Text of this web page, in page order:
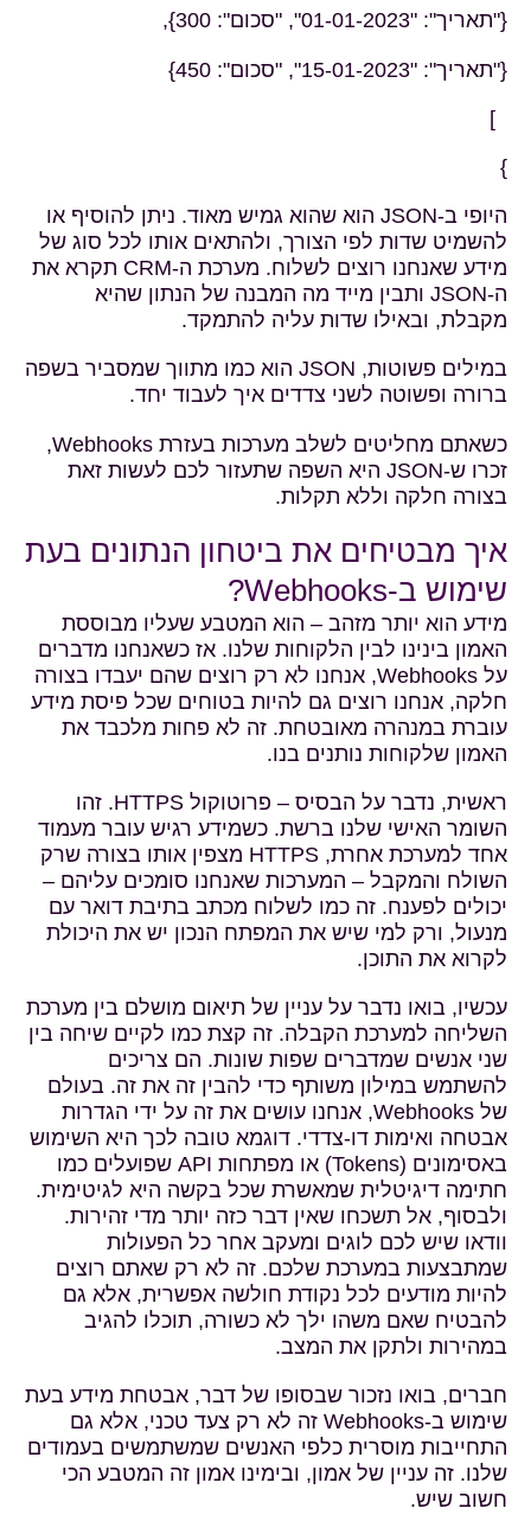
{"תאריך": "01-01-2023", "סכום": 300},
{"תאריך": "15-01-2023", "סכום": 450}
]
}
היופי ב-JSON הוא שהוא גמיש מאוד. ניתן להוסיף או
להשמיט שדות לפי הצורך, ולהתאים אותו לכל סוג של
מידע שאנחנו רוצים לשלוח. מערכת ה-CRM תקרא את
ה-JSON ותבין מייד מה המבנה של הנתון שהיא
מקבלת, ובאילו שדות עליה להתמקד.
במילים פשוטות, JSON הוא כמו מתווך שמסביר בשפה
ברורה ופשוטה לשני צדדים איך לעבוד יחד.
כשאתם מחליטים לשלב מערכות בעזרת Webhooks,
זכרו ש-JSON היא השפה שתעזור לכם לעשות זאת
בצורה חלקה וללא תקלות.
איך מבטיחים את ביטחון הנתונים בעת
שימוש ב-Webhooks?
מידע הוא יותר מזהב – הוא המטבע שעליו מבוססת
האמון בינינו לבין הלקוחות שלנו. אז כשאנחנו מדברים
על Webhooks, אנחנו לא רק רוצים שהם יעבדו בצורה
חלקה, אנחנו רוצים גם להיות בטוחים שכל פיסת מידע
עוברת במנהרה מאובטחת. זה לא פחות מלכבד את
האמון שלקוחות נותנים בנו.
ראשית, נדבר על הבסיס – פרוטוקול HTTPS. זהו
השומר האישי שלנו ברשת. כשמידע רגיש עובר מעמוד
אחד למערכת אחרת, HTTPS מצפין אותו בצורה שרק
השולח והמקבל – המערכות שאנחנו סומכים עליהם –
יכולים לפענח. זה כמו לשלוח מכתב בתיבת דואר עם
מנעול, ורק למי שיש את המפתח הנכון יש את היכולת
לקרוא את התוכן.
עכשיו, בואו נדבר על עניין של תיאום מושלם בין מערכת
השליחה למערכת הקבלה. זה קצת כמו לקיים שיחה בין
שני אנשים שמדברים שפות שונות. הם צריכים
להשתמש במילון משותף כדי להבין זה את זה. בעולם
של Webhooks, אנחנו עושים את זה על ידי הגדרות
אבטחה ואימות דו-צדדי. דוגמא טובה לכך היא השימוש
באסימונים (Tokens) או מפתחות API שפועלים כמו
חתימה דיגיטלית שמאשרת שכל בקשה היא לגיטימית.
ולבסוף, אל תשכחו שאין דבר כזה יותר מדי זהירות.
וודאו שיש לכם לוגים ומעקב אחר כל הפעולות
שמתבצעות במערכת שלכם. זה לא רק שאתם רוצים
להיות מודעים לכל נקודת חולשה אפשרית, אלא גם
להבטיח שאם משהו ילך לא כשורה, תוכלו להגיב
במהירות ולתקן את המצב.
חברים, בואו נזכור שבסופו של דבר, אבטחת מידע בעת
שימוש ב-Webhooks זה לא רק צעד טכני, אלא גם
התחייבות מוסרית כלפי האנשים שמשתמשים בעמודים
שלנו. זה עניין של אמון, ובימינו אמון זה המטבע הכי
חשוב שיש.